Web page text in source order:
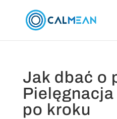
Jak dbać o
po kroku